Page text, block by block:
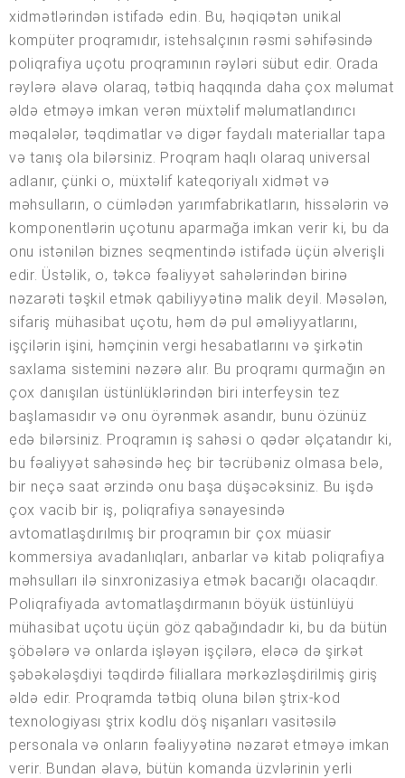
xidmətlərindən istifadə edin. Bu, həqiqətən unikal
kompüter proqramıdır, istehsalçının rəsmi səhifəsində
poliqrafiya uçotu proqramının rəyləri sübut edir. Orada
rəylərə əlavə olaraq, tətbiq haqqında daha çox məlumat
əldə etməyə imkan verən müxtəlif məlumatlandırıcı
məqalələr, təqdimatlar və digər faydalı materiallar tapa
və tanış ola bilərsiniz. Proqram haqlı olaraq universal
adlanır, çünki o, müxtəlif kateqoriyalı xidmət və
məhsulların, o cümlədən yarımfabrikatların, hissələrin və
komponentlərin uçotunu aparmağa imkan verir ki, bu da
onu istənilən biznes seqmentində istifadə üçün əlverişli
edir. Üstəlik, o, təkcə fəaliyyət sahələrindən birinə
nəzarəti təşkil etmək qabiliyyətinə malik deyil. Məsələn,
sifariş mühasibat uçotu, həm də pul əməliyyatlarını,
işçilərin işini, həmçinin vergi hesabatlarını və şirkətin
saxlama sistemini nəzərə alır. Bu proqramı qurmağın ən
çox danışılan üstünlüklərindən biri interfeysin tez
başlamasıdır və onu öyrənmək asandır, bunu özünüz
edə bilərsiniz. Proqramın iş sahəsi o qədər əlçatandır ki,
bu fəaliyyət sahəsində heç bir təcrübəniz olmasa belə,
bir neçə saat ərzində onu başa düşəcəksiniz. Bu işdə
çox vacib bir iş, poliqrafiya sənayesində
avtomatlaşdırılmış bir proqramın bir çox müasir
kommersiya avadanlıqları, anbarlar və kitab poliqrafiya
məhsulları ilə sinxronizasiya etmək bacarığı olacaqdır.
Poliqrafiyada avtomatlaşdırmanın böyük üstünlüyü
mühasibat uçotu üçün göz qabağındadır ki, bu da bütün
şöbələrə və onlarda işləyən işçilərə, eləcə də şirkət
şəbəkələşdiyi təqdirdə filiallara mərkəzləşdirilmiş giriş
əldə edir. Proqramda tətbiq oluna bilən ştrix-kod
texnologiyası ştrix kodlu döş nişanları vasitəsilə
personala və onların fəaliyyətinə nəzarət etməyə imkan
verir. Bundan əlavə, bütün komanda üzvlərinin yerli